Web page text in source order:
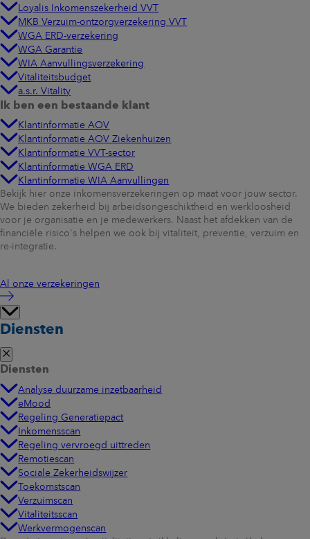
Loyalis Inkomenszekerheid VVT
MKB Verzuim-ontzorgverzekering VVT
WGA ERD-verzekering
WGA Garantie
WIA Aanvullingsverzekering
Vitaliteitsbudget
a.s.r. Vitality
Ik ben een bestaande klant
Klantinformatie AOV
Klantinformatie AOV Ziekenhuizen
Klantinformatie VVT-sector
Klantinformatie WGA ERD
Klantinformatie WIA Aanvullingen
Bekijk hier onze inkomensverzekeringen op maat voor jouw sector.
We bieden zekerheid bij arbeidsongeschiktheid en werkloosheid
voor je organisatie en je medewerkers. Naast het afdekken van de
financiële risico's helpen we ook bij vitaliteit, preventie, verzuim en
re-integratie.
Al onze verzekeringen
Diensten
Diensten
Analyse duurzame inzetbaarheid
eMood
Regeling Generatiepact
Inkomensscan
Regeling vervroegd uittreden
Remotiescan
Sociale Zekerheidswijzer
Toekomstscan
Verzuimscan
Vitaliteitsscan
Werkvermogenscan